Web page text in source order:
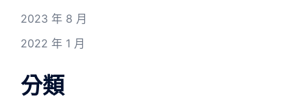
2023 年 8 月
2022 年 1 月
分類